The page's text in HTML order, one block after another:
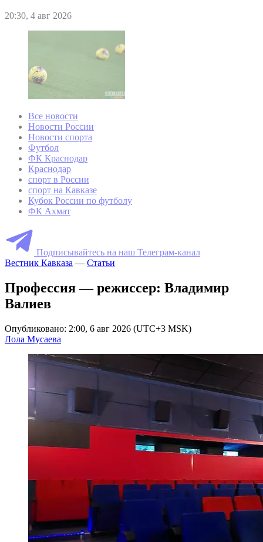
20:30, 4 авг 2026
Все новости
Новости России
Новости спорта
Футбол
ФК Краснодар
Краснодар
спорт в России
спорт на Кавказе
Кубок России по футболу
ФК Ахмат
Подписывайтесь на наш Телеграм-канал
Вестник Кавказа — Статьи
Профессия — режиссер: Владимир
Валиев
Опубликовано: 2:00, 6 авг 2026 (UTC+3 MSK)
Лола Мусаева